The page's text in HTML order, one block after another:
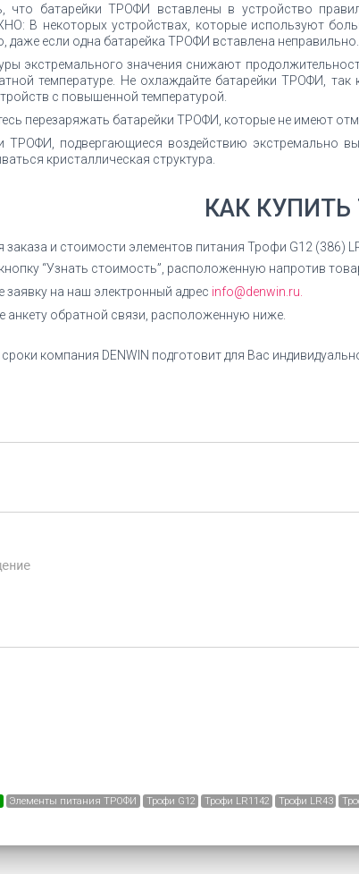
что батарейки ТРОФИ вставлены в устройство
В некоторых устройствах, которые используют
даже если одна батарейка ТРОФИ вставлена неправильно.
экстремального значения снижают
температуре. Не охлаждайте батарейки ТРОФИ,
с повышенной температурой.
перезаряжать батарейки ТРОФИ, которые не имеют
ТРОФИ, подвергающиеся воздействию экстремально
кристаллическая структура.
КАК КУПИТЬ
заказа и стоимости элементов питания Трофи G12 (386)
“Узнать стоимость”, расположенную напротив
заявку на наш электронный адрес info@denwin.ru.
анкету обратной связи, расположенную ниже.
компания DENWIN подготовит для Вас
Элементы питания ТРОФИ Трофи G12 Трофи LR1142 Трофи LR43